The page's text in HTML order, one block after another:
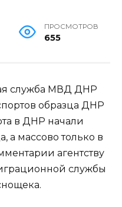
ПРОСМОТРОВ
655
служба МВД ДНР
образца ДНР
в ДНР начали
а массово только в
агентству
службы